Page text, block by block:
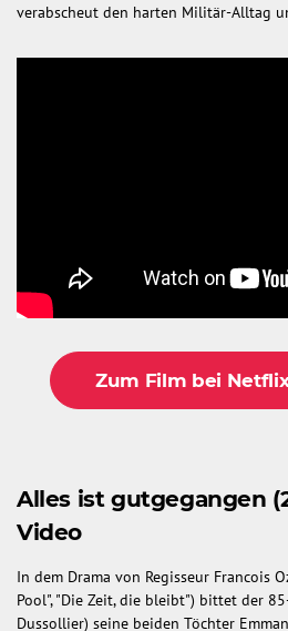
verabscheut den harten Militär-Alltag
Zum Film bei
Alles ist gutgegangen
Video
In dem Drama von Regisseur Francois
Pool", "Die Zeit, die bleibt") bittet der
Dussollier) seine beiden Töchter